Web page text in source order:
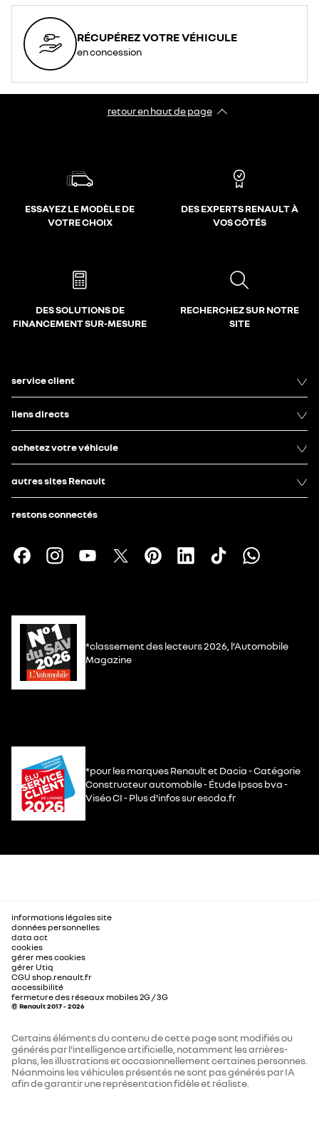
RÉCUPÉREZ VOTRE VÉHICULE
en concession
retour en haut de page​
ESSAYEZ LE MODÈLE DE
VOTRE CHOIX
DES EXPERTS RENAULT À
VOS CÔTÉS
DES SOLUTIONS DE
FINANCEMENT SUR-MESURE
RECHERCHEZ SUR NOTRE
SITE
service client
liens directs
achetez votre véhicule
autres sites Renault
restons connectés
*classement des lecteurs 2026, l’Automobile
Magazine
*pour les marques Renault et Dacia - Catégorie
Constructeur automobile - Étude Ipsos bva -
Viséo CI - Plus d’infos sur escda.fr
informations légales site
données personnelles
data act
cookies
gérer mes cookies
gérer Utiq
CGU shop.renault.fr
accessibilité
fermeture des réseaux mobiles 2G / 3G
© Renault 2017 - 2026
Certains éléments du contenu de cette page sont modifiés ou
générés par l'intelligence artificielle, notamment les arrières-
plans, les illustrations et occasionnellement certaines personnes.
Néanmoins les véhicules présentés ne sont pas générés par IA
afin de garantir une représentation fidèle et réaliste.